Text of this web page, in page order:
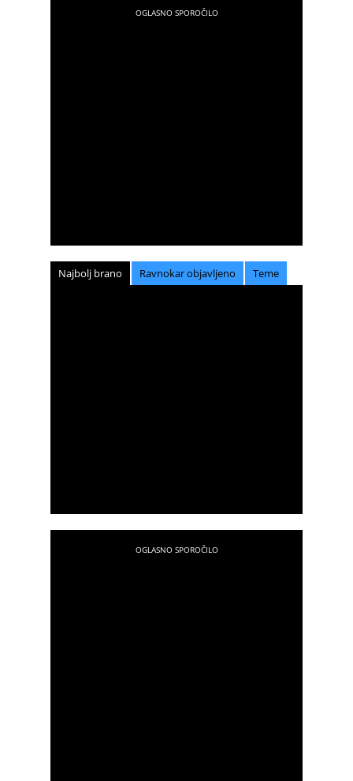
Najbolj brano Ravnokar objavljeno Teme